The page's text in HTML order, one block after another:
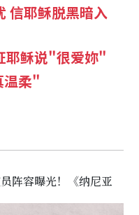
信耶稣脱黑暗入
耶稣说"很爱妳"
温柔"
阵容曝光！《纳尼亚